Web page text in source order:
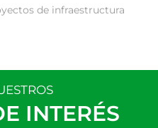
de infraestructura
INTERÉS